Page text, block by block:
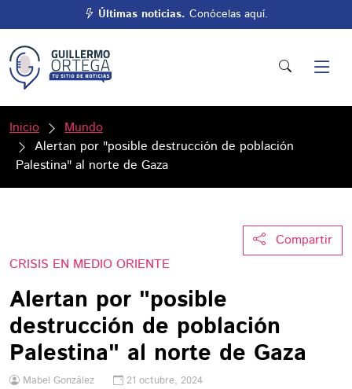
Últimas noticias. Conócelas aquí.
Inicio
Mundo
Alertan por "posible destrucción de población
Palestina" al norte de Gaza
Compartir
CRISIS EN MEDIO ORIENTE
Alertan por "posible
destrucción de población
Palestina" al norte de Gaza
Mabel González 21 octubre, 2024